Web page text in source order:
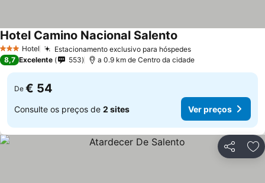
3 EstrelasHotel Estacionamento exclusivo para hóspedes
Hotel Camino Nacional Salento
8,7 Excelente 553 a 0.9 km de Centro da cidade
De € 54
Consulte os preços de 2 sites Ver preços
Partilhar